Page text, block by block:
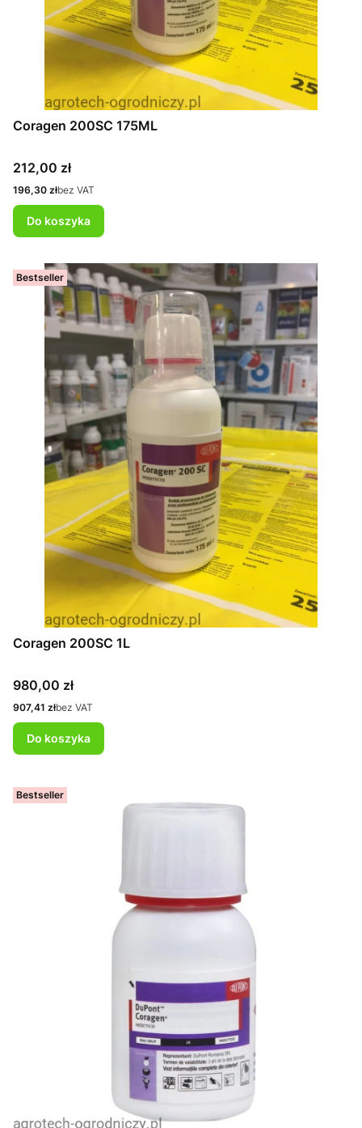
Coragen 200SC 175ML
Cena
212,00 zł
Cena
196,30 złbez VAT
Do koszyka
Bestseller
Coragen 200SC 1L
Cena
980,00 zł
Cena
907,41 złbez VAT
Do koszyka
Bestseller